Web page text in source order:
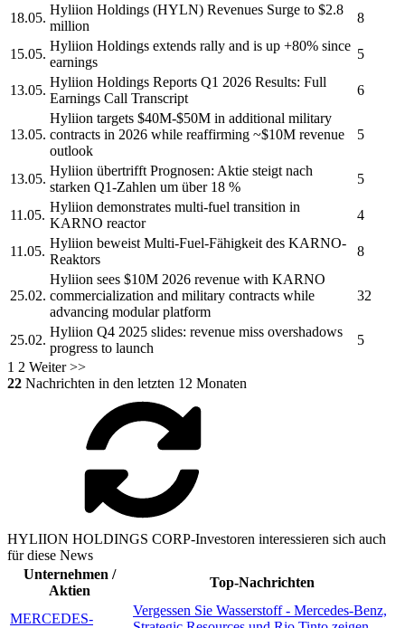
18.05.
Hyliion Holdings (HYLN) Revenues Surge to $2.8
million
8
15.05.
Hyliion Holdings extends rally and is up +80% since
earnings
5
13.05.
Hyliion Holdings Reports Q1 2026 Results: Full
Earnings Call Transcript
6
13.05.
Hyliion targets $40M-$50M in additional military
contracts in 2026 while reaffirming ~$10M revenue
outlook
5
13.05.
Hyliion übertrifft Prognosen: Aktie steigt nach
starken Q1-Zahlen um über 18 %
5
11.05.
Hyliion demonstrates multi-fuel transition in
KARNO reactor
4
11.05.
Hyliion beweist Multi-Fuel-Fähigkeit des KARNO-
Reaktors
8
25.02.
Hyliion sees $10M 2026 revenue with KARNO
commercialization and military contracts while
advancing modular platform
32
25.02.
Hyliion Q4 2025 slides: revenue miss overshadows
progress to launch
5
1 2 Weiter >>
22 Nachrichten in den letzten 12 Monaten
HYLIION HOLDINGS CORP-Investoren interessieren sich auch
für diese News
Unternehmen /
Aktien
Top-Nachrichten
MERCEDES-
Vergessen Sie Wasserstoff - Mercedes-Benz,